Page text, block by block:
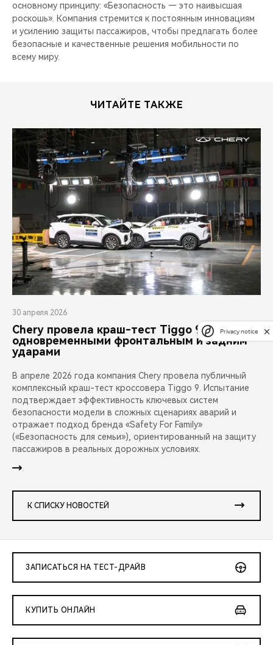
основному принципу: «Безопасность — это наивысшая
роскошь». Компания стремится к постоянным инновациям
и усилению защиты пассажиров, чтобы предлагать более
безопасные и качественные решения мобильности по
всему миру.
ЧИТАЙТЕ ТАКЖЕ
30 апреля 2026
Chery провела краш-тест Tiggo 9 с
одновременными фронтальным и задним
ударами
В апреле 2026 года компания Chery провела публичный
комплексный краш-тест кроссовера Tiggo 9. Испытание
подтверждает эффективность ключевых систем
безопасности модели в сложных сценариях аварий и
отражает подход бренда «Safety For Family»
(«Безопасность для семьи»), ориентированный на защиту
пассажиров в реальных дорожных условиях.
К СПИСКУ НОВОСТЕЙ
ЗАПИСАТЬСЯ НА ТЕСТ-ДРАЙВ
КУПИТЬ ОНЛАЙН
Privacy notice